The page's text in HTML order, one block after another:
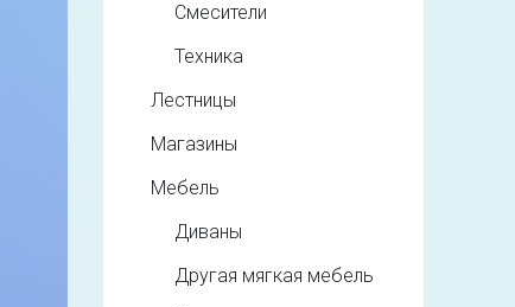
Смесители
Техника
Лестницы
Магазины
Мебель
Диваны
Другая мягкая мебель